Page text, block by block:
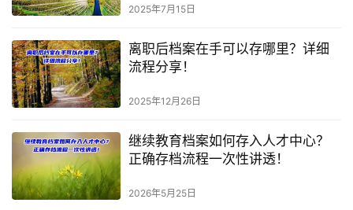
2025年7月15日
离职后档案在手可以存哪里？详细
流程分享！
2025年12月26日
继续教育档案如何存入人才中心？
正确存档流程一次性讲透！
2026年5月25日